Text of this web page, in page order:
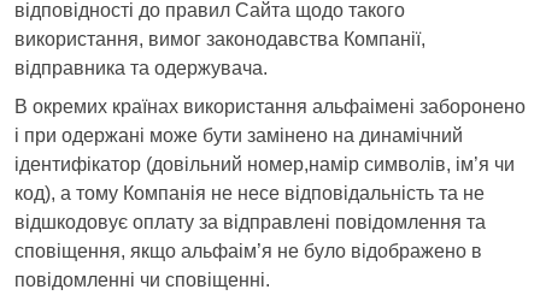
відповідності до правил Сайта щодо такого
використання, вимог законодавства Компанії,
відправника та одержувача.
В окремих країнах використання альфаімені заборонено
і при одержані може бути замінено на динамічний
ідентифікатор (довільний номер,намір символів, ім’я чи
код), а тому Компанія не несе відповідальність та не
відшкодовує оплату за відправлені повідомлення та
сповіщення, якщо альфаім’я не було відображено в
повідомленні чи сповіщенні.